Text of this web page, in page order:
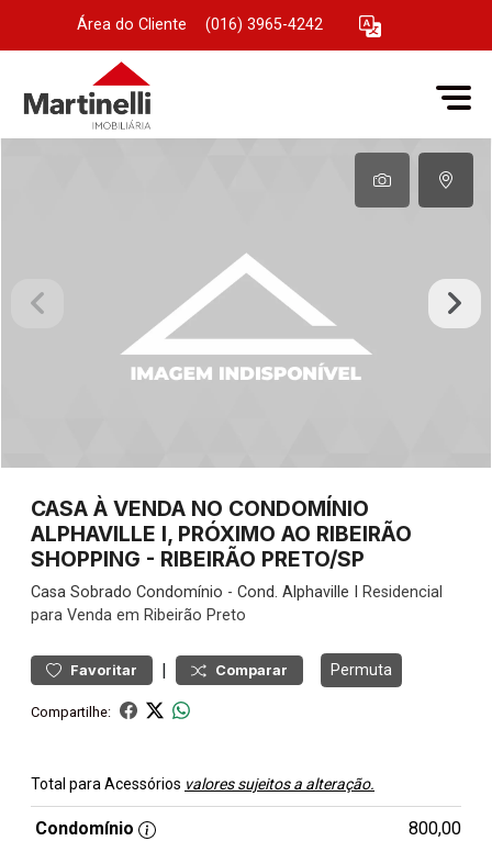
Área do Cliente (016) 3965-4242
CASA À VENDA NO CONDOMÍNIO
ALPHAVILLE I, PRÓXIMO AO RIBEIRÃO
SHOPPING - RIBEIRÃO PRETO/SP
Casa Sobrado Condomínio - Cond. Alphaville I
Residencial
para Venda em Ribeirão Preto
Favoritar | Comparar Permuta
Compartilhe:
Total para Acessórios valores sujeitos a alteração.
Condomínio
800,00